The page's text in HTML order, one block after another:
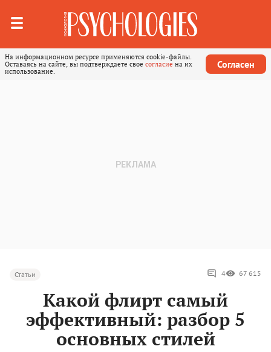
На информационном ресурсе применяются cookie-файлы.
Оставаясь на сайте, вы подтверждаете свое согласие на их
использование.
Согласен
Статьи 4 67 615
Какой флирт самый
эффективный: разбор 5
основных стилей